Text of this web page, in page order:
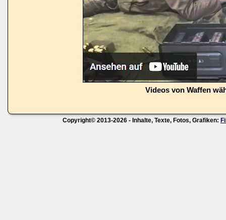
Videos von Waffen
Copyright© 2013-2026 - Inhalte, Texte, Fotos, Grafiken: